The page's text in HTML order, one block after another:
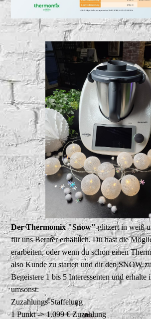
Der Thermomix "Snow"glitzert in weiß
für uns Berater erhältlich. Du hast die
erarbeiten, oder wenn du schon einen
also Kunde zu starten und dir den SNOW
Begeistere 1 bis 5 Interessenten und erhalte
umsonst:
Zuzahlungs-Staffelung
1 Punkt -> 1.099 € Zuzahlung